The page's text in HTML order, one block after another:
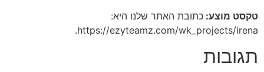
טקסט מוצע: כתובת האתר שלנו היא:
https://ezyteamz.com/wk_projects/irena.
תגובות